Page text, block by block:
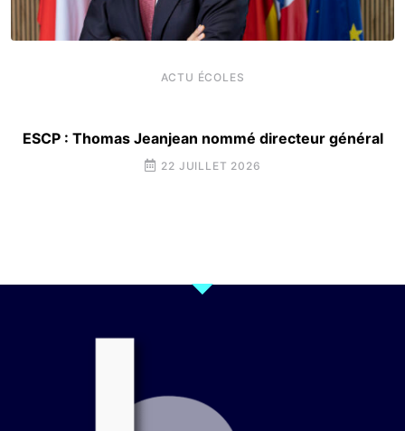
ACTU ÉCOLES
ESCP : Thomas Jeanjean nommé directeur général
22 JUILLET 2026